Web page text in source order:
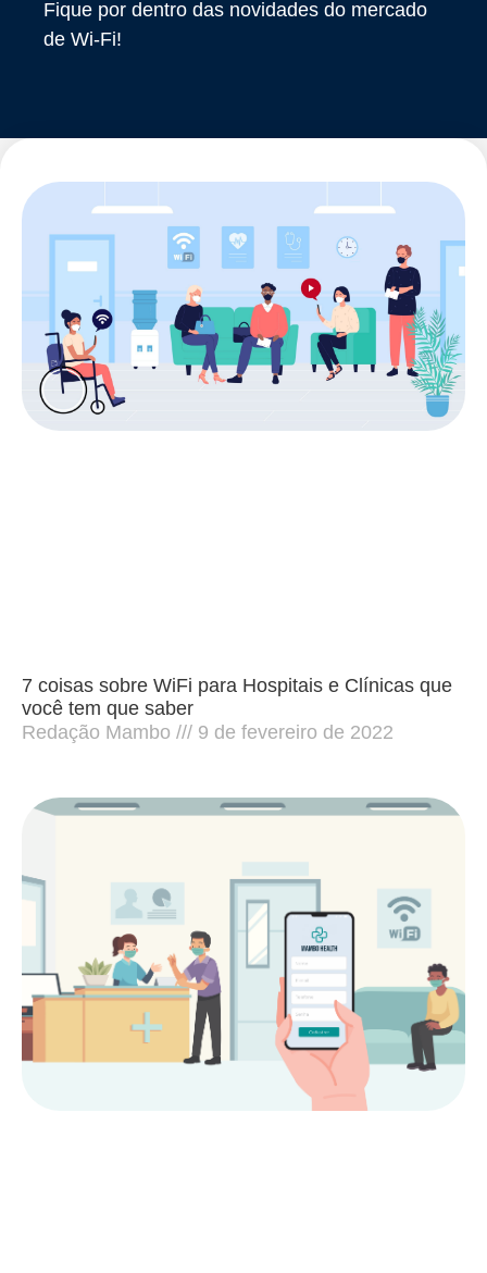
Fique por dentro das novidades do mercado
de Wi-Fi!
7 coisas sobre WiFi para Hospitais e Clínicas que
você tem que saber
Redação Mambo
9 de fevereiro de 2022